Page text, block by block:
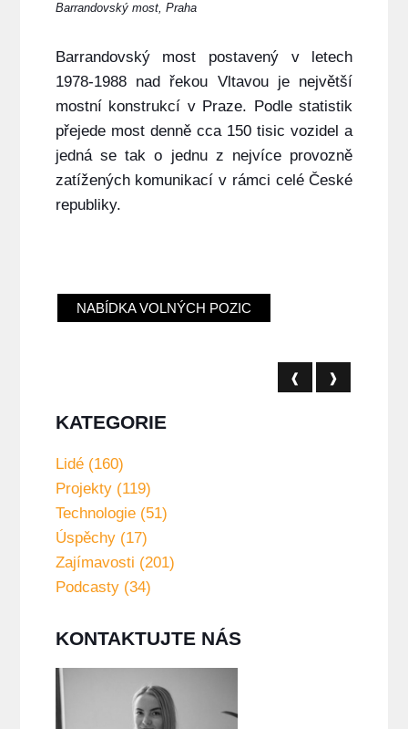
Barrandovský most, Praha
Barrandovský most postavený v letech
1978-1988 nad řekou Vltavou je největší
mostní konstrukcí v Praze. Podle statistik
přejede most denně cca 150 tisic vozidel a
jedná se tak o jednu z nejvíce provozně
zatížených komunikací v rámci celé České
republiky.
NABÍDKA VOLNÝCH POZIC
❰ ❱
KATEGORIE
Lidé (160)
Projekty (119)
Technologie (51)
Úspěchy (17)
Zajímavosti (201)
Podcasty (34)
KONTAKTUJTE NÁS